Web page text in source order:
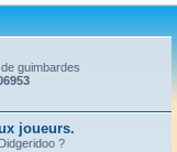
guimbardes
joueurs.
?